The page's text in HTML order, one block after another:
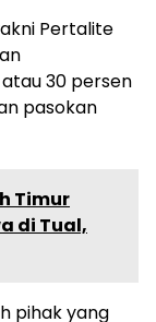
Pertalite
30 persen
pasokan
Timur
di Tual,
pihak yang